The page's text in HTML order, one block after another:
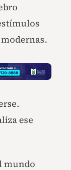
ese
mundo